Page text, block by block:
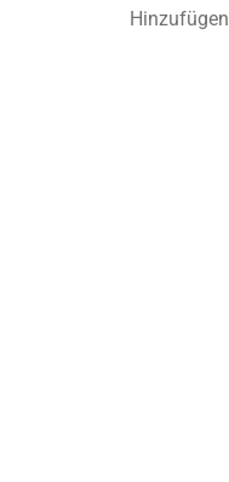
Hinzufügen